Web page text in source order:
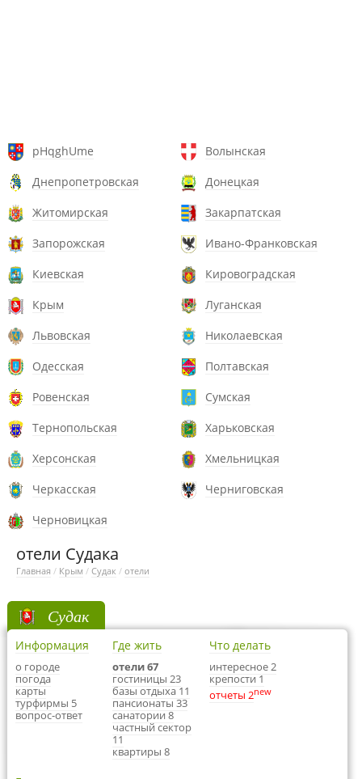
pHqghUme
Волынская
Днепропетровская
Донецкая
Житомирская
Закарпатская
Запорожская
Ивано-Франковская
Киевская
Кировоградская
Крым
Луганская
Львовская
Николаевская
Одесская
Полтавская
Ровенская
Сумская
Тернопольская
Харьковская
Херсонская
Хмельницкая
Черкасская
Черниговская
Черновицкая
отели Судака
Главная / Крым / Судак / отели
Судак
Информация
о городе
погода
карты
турфирмы 5
вопрос-ответ
Где жить
отели 67
гостиницы 23
базы отдыха 11
пансионаты 33
санатории 8
частный сектор
11
квартиры 8
Что делать
интересное 2
крепости 1
отчеты 2new